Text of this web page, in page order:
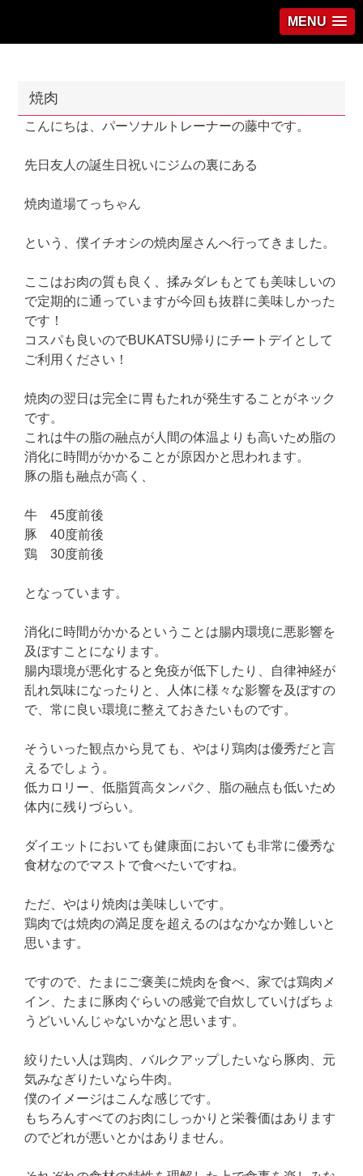
MENU
焼肉
こんにちは、パーソナルトレーナーの藤中です。
先日友人の誕生日祝いにジムの裏にある
焼肉道場てっちゃん
という、僕イチオシの焼肉屋さんへ行ってきました。
ここはお肉の質も良く、揉みダレもとても美味しいの
で定期的に通っていますが今回も抜群に美味しかった
です！
コスパも良いのでBUKATSU帰りにチートデイとして
ご利用ください！
焼肉の翌日は完全に胃もたれが発生することがネック
です。
これは牛の脂の融点が人間の体温よりも高いため脂の
消化に時間がかかることが原因かと思われます。
豚の脂も融点が高く、
牛 45度前後
豚 40度前後
鶏 30度前後
となっています。
消化に時間がかかるということは腸内環境に悪影響を
及ぼすことになります。
腸内環境が悪化すると免疫が低下したり、自律神経が
乱れ気味になったりと、人体に様々な影響を及ぼすの
で、常に良い環境に整えておきたいものです。
そういった観点から見ても、やはり鶏肉は優秀だと言
えるでしょう。
低カロリー、低脂質高タンパク、脂の融点も低いため
体内に残りづらい。
ダイエットにおいても健康面においても非常に優秀な
食材なのでマストで食べたいですね。
ただ、やはり焼肉は美味しいです。
鶏肉では焼肉の満足度を超えるのはなかなか難しいと
思います。
ですので、たまにご褒美に焼肉を食べ、家では鶏肉メ
イン、たまに豚肉ぐらいの感覚で自炊していけばちょ
うどいいんじゃないかなと思います。
絞りたい人は鶏肉、バルクアップしたいなら豚肉、元
気みなぎりたいなら牛肉。
僕のイメージはこんな感じです。
もちろんすべてのお肉にしっかりと栄養価はあります
のでどれが悪いとかはありません。